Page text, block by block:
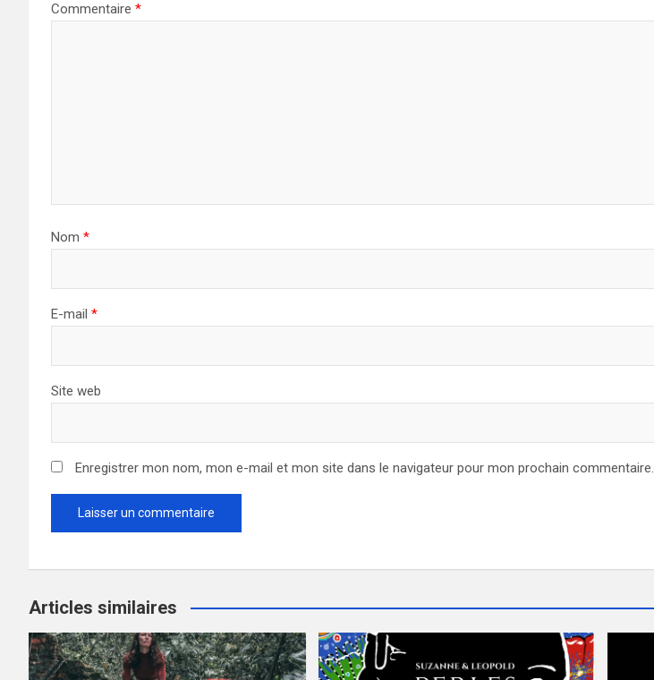
Commentaire *
Nom *
E-mail *
Site web
Enregistrer mon nom, mon e-mail et mon site dans le navigateur pour mon prochain commentaire.
Articles similaires